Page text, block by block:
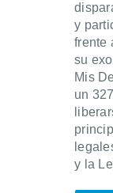
y
frente
su
Mis
un
y la